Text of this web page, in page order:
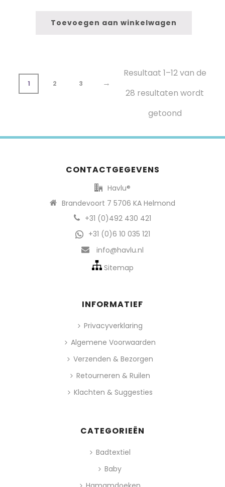
Toevoegen aan winkelwagen
1 2 3 →
Resultaat 1–12 van de
28 resultaten wordt
getoond
CONTACTGEGEVENS
Havlu®
Brandevoort 7 5706 KA Helmond
+31 (0)492 430 421
+31 (0)6 10 035 121
info@havlu.nl
Sitemap
INFORMATIEF
Privacyverklaring
Algemene Voorwaarden
Verzenden & Bezorgen
Retourneren & Ruilen
Klachten & Suggesties
CATEGORIEËN
Badtextiel
Baby